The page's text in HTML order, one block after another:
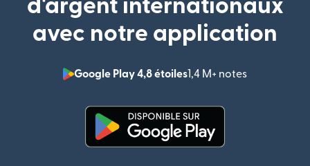
d'argent internationaux
avec notre application
Google Play 4,8 étoiles1,4 M+ notes